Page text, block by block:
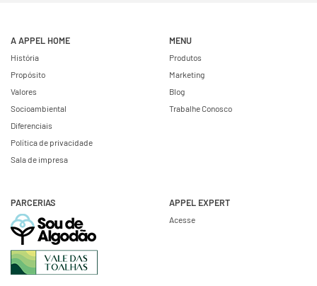
A APPEL HOME
História
Propósito
Valores
Socioambiental
Diferenciais
Política de privacidade
Sala de impresa
MENU
Produtos
Marketing
Blog
Trabalhe Conosco
PARCERIAS APPEL EXPERT
Acesse